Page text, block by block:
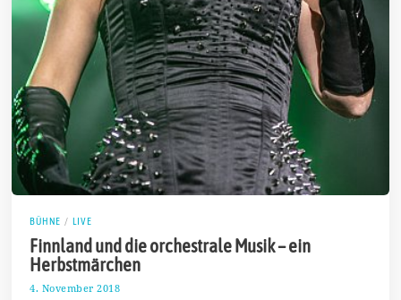
BÜHNE / LIVE
Finnland und die orchestrale Musik – ein
Herbstmärchen
4. November 2018